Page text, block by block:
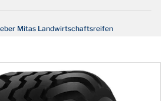
Mitas Landwirtschaftsreifen